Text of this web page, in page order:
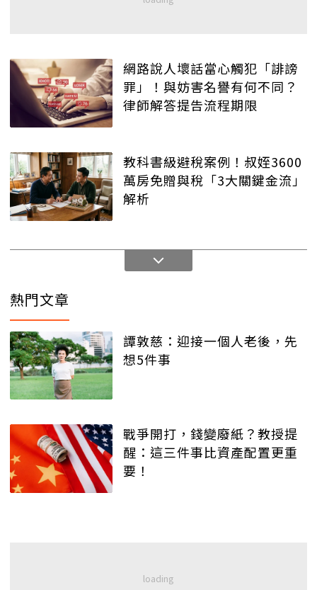
網路說人壞話當心觸犯「誹謗
罪」！與妨害名譽有何不同？
律師解答提告流程期限
教科書級避稅案例！叔姪3600
萬房免贈與稅「3大關鍵金流」
解析
熱門文章
譚敦慈：迎接一個人老後，先
想5件事
戰爭開打，錢變廢紙？教授提
醒：這三件事比資產配置更重
要！